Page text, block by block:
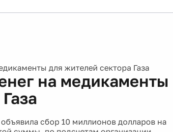
для жителей сектора Газа
на медикаменты
сбор 10 миллионов долларов на